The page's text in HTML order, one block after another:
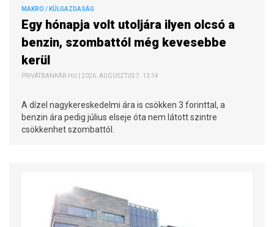
MAKRO / KÜLGAZDASÁG
Egy hónapja volt utoljára ilyen olcsó a
benzin, szombattól még kevesebbe
kerül
PRIVÁTBANKÁR.HU | 2026. AUGUSZTUS 7. 13:14
A dízel nagykereskedelmi ára is csökken 3 forinttal, a
benzin ára pedig július elseje óta nem látott szintre
csökkenhet szombattól.